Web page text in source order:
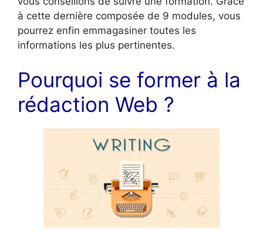
à cette dernière composée de 9 modules, vous
pourrez enfin emmagasiner toutes les
informations les plus pertinentes.
Pourquoi se former à la
rédaction Web ?